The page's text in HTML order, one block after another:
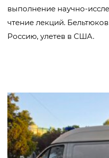
выполнение научно-
чтение лекций.
Россию, улетев в США.